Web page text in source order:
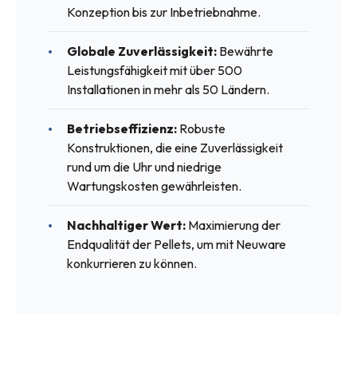
Konzeption bis zur Inbetriebnahme.
Globale Zuverlässigkeit: Bewährte
Leistungsfähigkeit mit über 500
Installationen in mehr als 50 Ländern.
Betriebseffizienz: Robuste
Konstruktionen, die eine Zuverlässigkeit
rund um die Uhr und niedrige
Wartungskosten gewährleisten.
Nachhaltiger Wert: Maximierung der
Endqualität der Pellets, um mit Neuware
konkurrieren zu können.